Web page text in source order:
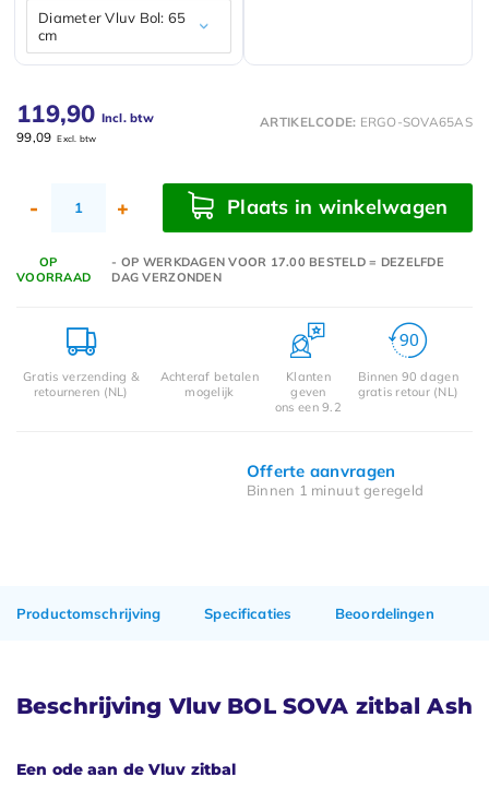
Diameter Vluv Bol: 65
cm
119,90 Incl. btw
99,09 Excl. btw
ARTIKELCODE: ERGO-SOVA65AS
- + Plaats in winkelwagen
OP
VOORRAAD
- OP WERKDAGEN VOOR 17.00 BESTELD = DEZELFDE
DAG VERZONDEN
Gratis verzending &
retourneren (NL)
Achteraf betalen
mogelijk
Klanten
geven
ons een 9.2
Binnen 90 dagen
gratis retour (NL)
Offerte aanvragen
Binnen 1 minuut geregeld
Productomschrijving Specificaties Beoordelingen
Beschrijving Vluv BOL SOVA zitbal Ash
Een ode aan de Vluv zitbal